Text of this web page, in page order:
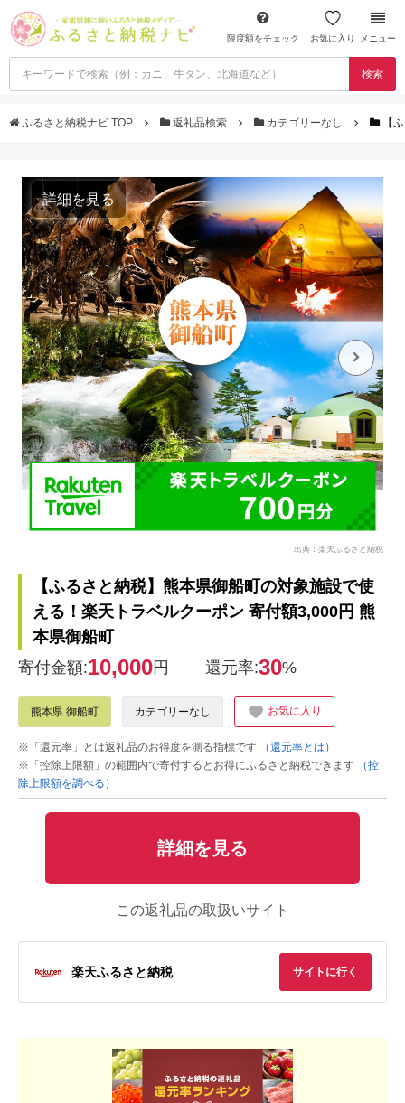
限度額をチェック お気に入り メニュー
検索
ふるさと納税ナビ TOP 返礼品検索 カテゴリーなし 【
詳細を見る
出典：楽天ふるさと納税
【ふるさと納税】熊本県御船町の対象施設で使
える！楽天トラベルクーポン 寄付額3,000円 熊
本県御船町
寄付金額:10,000円 還元率:30%
熊本県 御船町 カテゴリーなし お気に入り
※「還元率」とは返礼品のお得度を測る指標です
（還元率とは）
※「控除上限額」の範囲内で寄付するとお得にふるさと納税できます
（控
除上限額を調べる）
詳細を見る
この返礼品の取扱いサイト
楽天ふるさと納税 サイトに行く